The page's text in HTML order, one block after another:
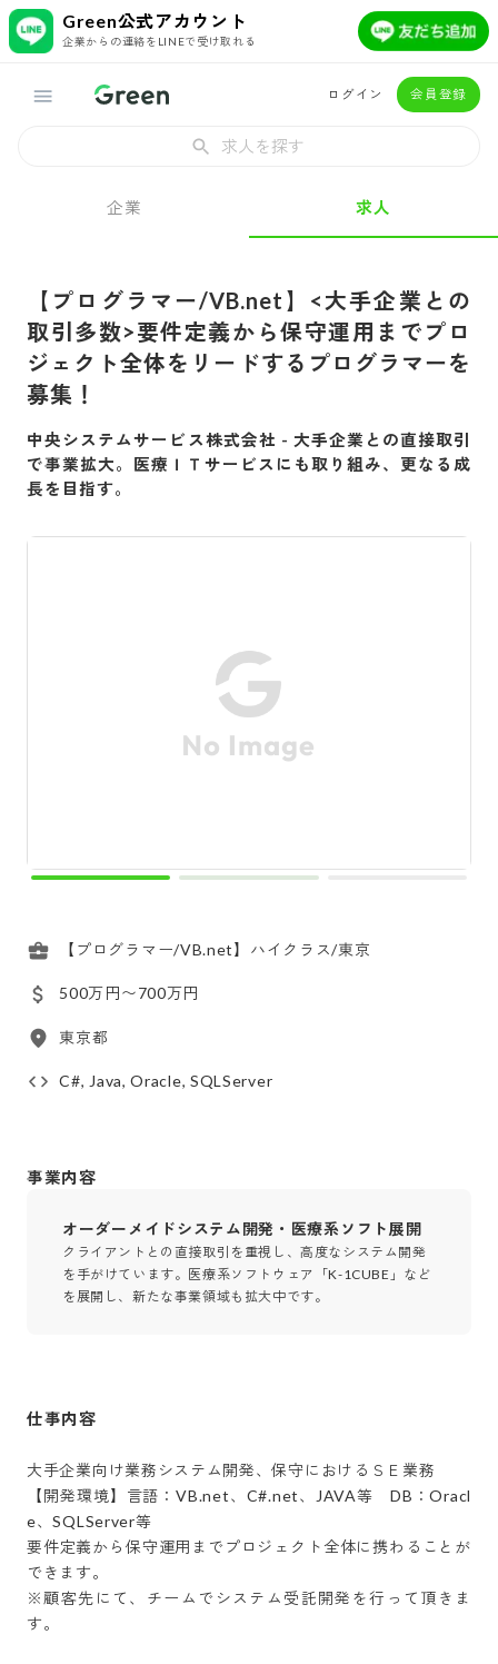
Green公式アカウント
企業からの連絡をLINEで受け取れる
ログイン 会員登録
求人を探す
企業 求人
【プログラマー/VB.net】<大手企業との
取引多数>要件定義から保守運用までプロ
ジェクト全体をリードするプログラマーを
募集！
中央システムサービス株式会社 - 大手企業との直接取引
で事業拡大。医療ＩＴサービスにも取り組み、更なる成
長を目指す。
【プログラマー/VB.net】ハイクラス/東京
500万円〜700万円
東京都
C#, Java, Oracle, SQLServer
事業内容
オーダーメイドシステム開発・医療系ソフト展開
クライアントとの直接取引を重視し、高度なシステム開発
を手がけています。医療系ソフトウェア「K-1CUBE」など
を展開し、新たな事業領域も拡大中です。
仕事内容
大手企業向け業務システム開発、保守におけるＳＥ業務
【開発環境】言語：VB.net、C#.net、JAVA等　DB：Oracl
e、SQLServer等
要件定義から保守運用までプロジェクト全体に携わることが
できます。
※顧客先にて、チームでシステム受託開発を行って頂きま
す。